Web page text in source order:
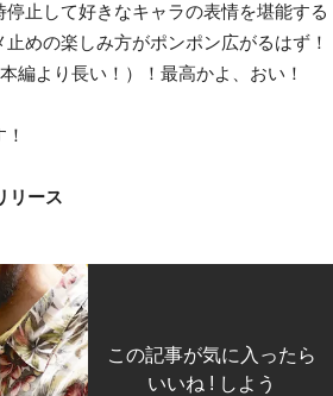
止して好きなキャラの表情を堪能する
めの楽しみ方がポンポン広がるはず！
編より長い！）！最高かよ、おい！
リース
この記事が気に入ったら
いいね ! しよう